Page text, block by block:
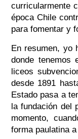
curricularmente
época Chile
para fomentar y
En resumen, yo
donde tenemos
liceos
desde 1891
Estado pasa a
la fundación del
momento,
forma paulatina